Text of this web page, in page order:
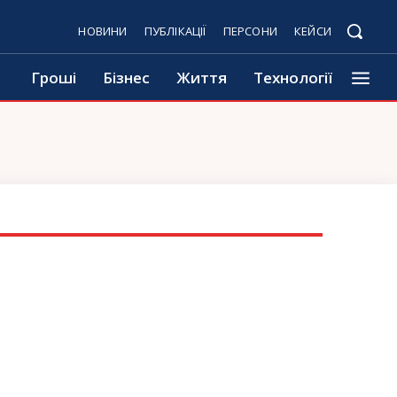
НОВИНИ ПУБЛІКАЦІЇ ПЕРСОНИ КЕЙСИ
Гроші Бізнес Життя Технології